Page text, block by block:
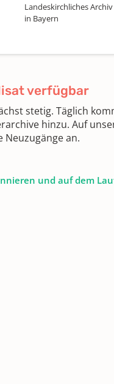
Landeskirchliches
in Bayern
verfügbar
stetig. Täglich
hinzu. Auf
Neuzugänge an.
und auf dem